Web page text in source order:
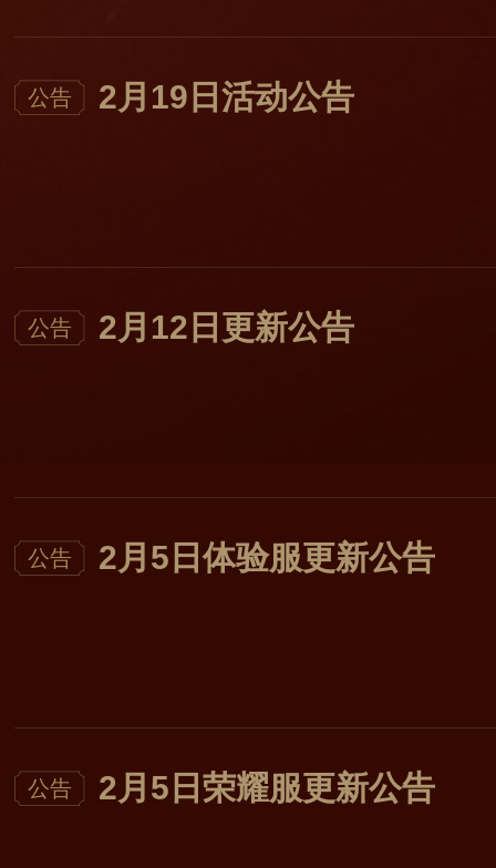
公告 2月19日活动公告
公告 2月12日更新公告
公告 2月5日体验服更新公告
公告 2月5日荣耀服更新公告